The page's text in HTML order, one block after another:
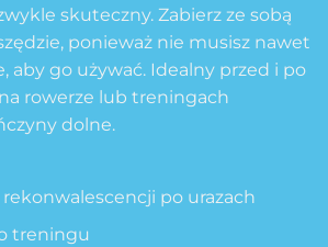
skuteczny. Zabierz ze sobą
ponieważ nie musisz nawet
aby go używać. Idealny przed i po
rowerze lub treningach
dolne.
po urazach
treningu